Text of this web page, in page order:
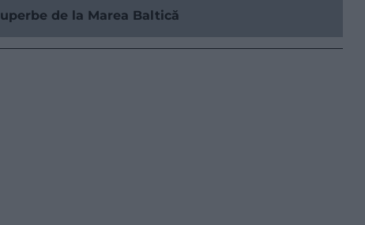
de la Marea Baltică